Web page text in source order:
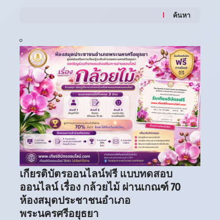
ค้นหา
เกียรติบัตรออนไลน์ฟรี แบบทดสอบ
ออนไลน์ เรื่อง กล้วยไม้ ผ่านเกณฑ์ 70
ห้องสมุดประชาชนอำเภอ
พระนครศรีอยุธยา